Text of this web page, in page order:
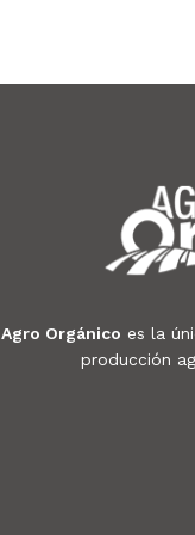
Agro Orgánico es la
producción